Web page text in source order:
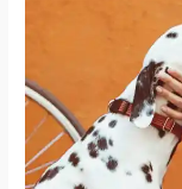
eget
porttitor.